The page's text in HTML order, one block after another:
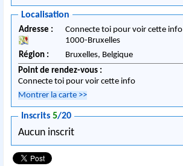
Localisation
Adresse :
Connecte toi pour voir cette info
1000-Bruxelles
Région :
Bruxelles, Belgique
Point de rendez-vous :
Connecte toi pour voir cette info
Montrer la carte >>
Inscrits5/20
Aucun inscrit